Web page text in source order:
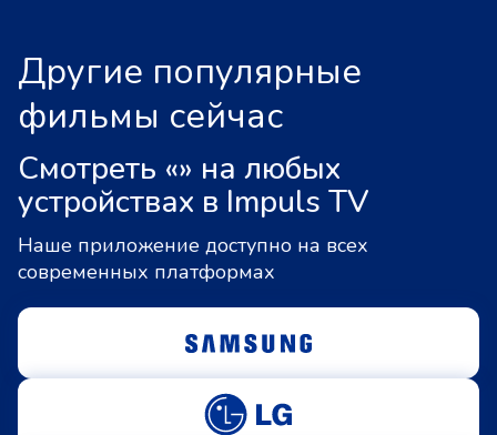
Другие популярные
фильмы сейчас
Смотреть «» на любых
устройствах в Impuls TV
Наше приложение доступно на всех
современных платформах